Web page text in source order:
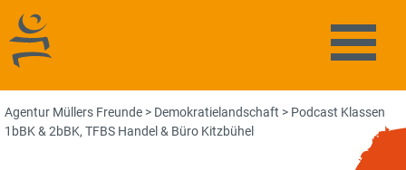
Agentur Müllers Freunde
Agentur Müllers Freunde > Demokratielandschaft > Podcast Klassen
1bBK & 2bBK, TFBS Handel & Büro Kitzbühel